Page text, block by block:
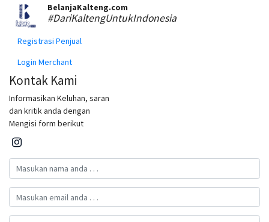
BelanjaKalteng.com
#DariKaltengUntukIndonesia
Registrasi Penjual
Login Merchant
Kontak Kami
Informasikan Keluhan, saran
dan kritik anda dengan
Mengisi form berikut